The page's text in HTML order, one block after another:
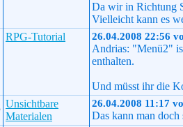
Da wir in Richtung
Vielleicht kann es
RPG-Tutorial
26.04.2008 22:56
Andrias: "Menü2"
enthalten.
Und müsst ihr die
Unsichtbare
Materialen
26.04.2008 11:17
Das kann man